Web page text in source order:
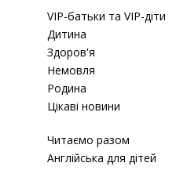
VIP-батьки та VIP-діти
Дитина
Здоров'я
Немовля
Родина
Цікаві новини
Читаємо разом
Англійська для дітей